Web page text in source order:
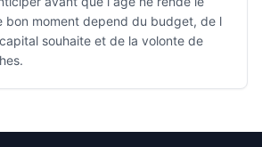
bon moment depend du budget, de l
souhaite et de la volonte de